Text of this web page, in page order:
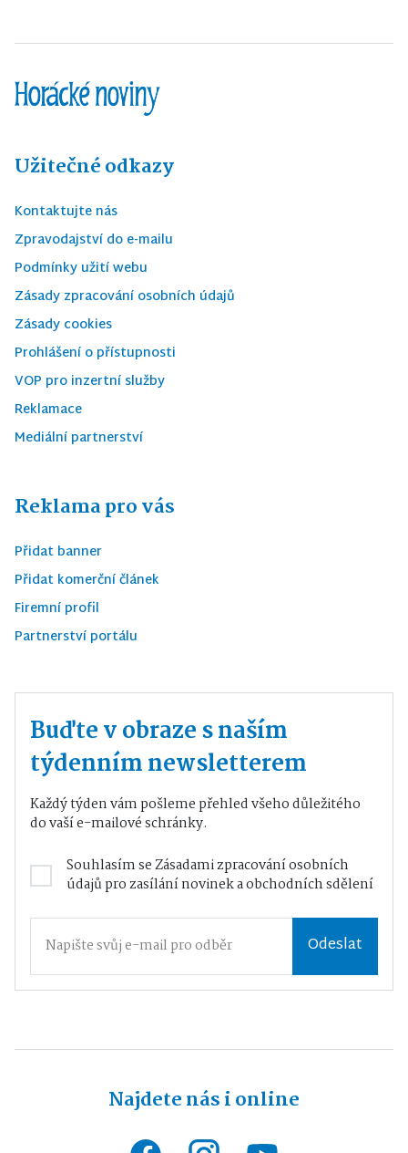
Užitečné odkazy
Kontaktujte nás
Zpravodajství do e-mailu
Podmínky užití webu
Zásady zpracování osobních údajů
Zásady cookies
Prohlášení o přístupnosti
VOP pro inzertní služby
Reklamace
Mediální partnerství
Reklama pro vás
Přidat banner
Přidat komerční článek
Firemní profil
Partnerství portálu
Buďte v obraze s naším
týdenním newsletterem
Každý týden vám pošleme přehled všeho důležitého
do vaší e-mailové schránky.
Souhlasím seZásadami zpracování osobních
údajůpro zasílání novinek a obchodních sdělení
Odeslat
Najdete nás i online